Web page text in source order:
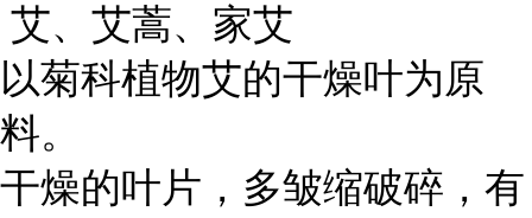
艾、艾蒿、家艾
以菊科植物艾的干燥叶为原
料。
干燥的叶片，多皱缩破碎，有